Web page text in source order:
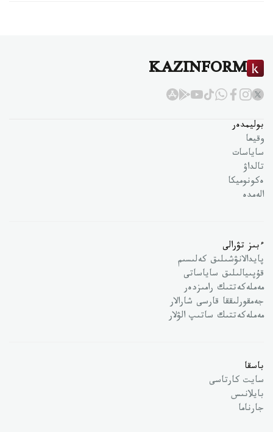
KAZINFORM
بوليمدەر
وقيعا
ساياسات
تالداۋ
ەكونوميكا
الەمدە
ءبىز تۋرالى
پايدالانۋشىلىق كەلىسىم
قۇپىيالىلىق ساياساتى
مەملەكەتتىك رامىزدەر
جەمقورلىققا قارسى شارالار
مەملەكەتتىك ساتىپ الۋلار
باسقا
سايت كارتاسى
بايلانىس
جارناما